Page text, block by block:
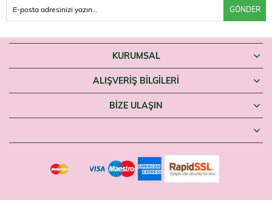
GÖNDER
KURUMSAL
ALIŞVERİŞ BİLGİLERİ
BIZE ULAŞIN